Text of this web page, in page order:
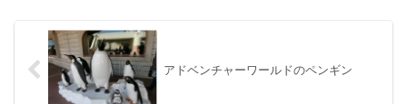
アドベンチャーワールドのペンギン